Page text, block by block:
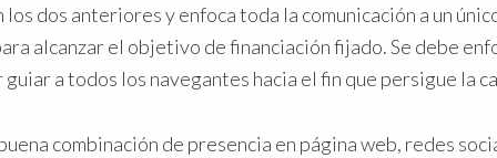
los dos anteriores y enfoca toda la comunicación a un
alcanzar el objetivo de financiación fijado. Se debe
a todos los navegantes hacia el fin que persigue la
combinación de presencia en página web, redes